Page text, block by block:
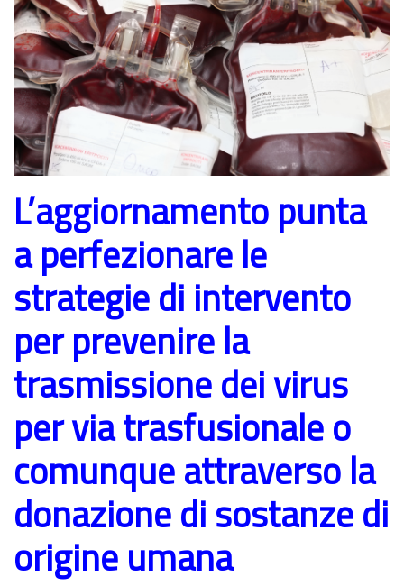
L’aggiornamento punta
a perfezionare le
strategie di intervento
per prevenire la
trasmissione dei virus
per via trasfusionale o
comunque attraverso la
donazione di sostanze di
origine umana